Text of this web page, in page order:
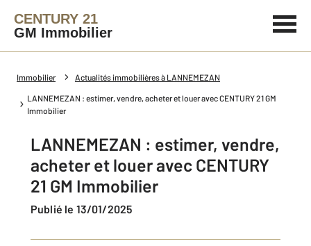
CENTURY 21
GM Immobilier
Immobilier Actualités immobilières à LANNEMEZAN
LANNEMEZAN : estimer, vendre, acheter et louer avec CENTURY 21 GM
Immobilier
LANNEMEZAN : estimer, vendre,
acheter et louer avec CENTURY
21 GM Immobilier
Publié le 13/01/2025